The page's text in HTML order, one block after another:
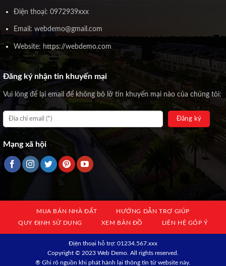
Điện thoại: 0972939xxx
Email: webdemo@gmail.com
Website: https://webdemo.com
Đăng ký nhận tin khuyến mại
Vui lòng để lại email để không bỏ lỡ tin khuyến mại nào của chúng tôi:
Mạng xã hội
MUA BÁN NHÀ ĐẤT
HƯỚNG DẪN TRỢ GIÚP
QUY ĐỊNH SỬ DỤNG
XEM BẢN ĐỒ LIÊN HỆ GÓP Ý
Địện thoại hỗ trợ: 01234.567.xxx
Copyright © 2023 Web Demo. All rights reserved.
® Ghi rõ nguồn khi phát hành lại thông tin từ website này.